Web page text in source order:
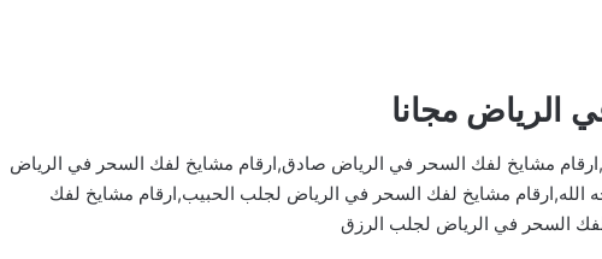
الرياض مجانا
مشايخ لفك السحر في الرياض صادق,ارقام مشايخ لفك السحر في الرياض
الله,ارقام مشايخ لفك السحر في الرياض لجلب الحبيب,ارقام مشايخ لفك
السحر في الرياض لجلب الرزق